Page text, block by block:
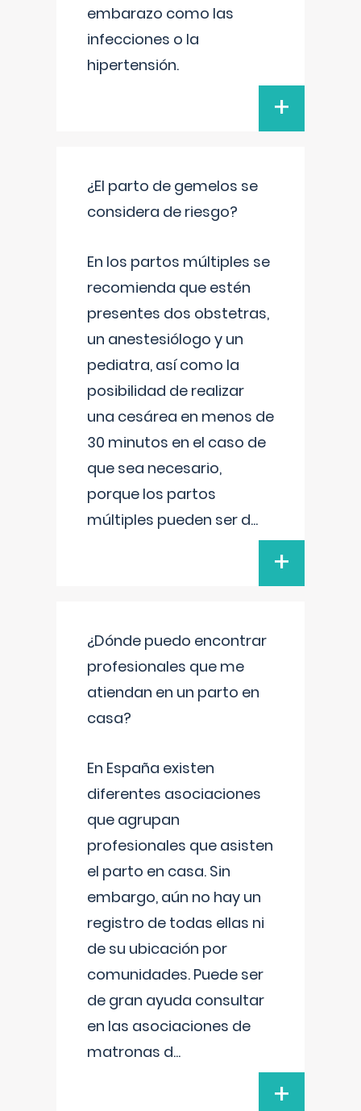
embarazo como las
infecciones o la
hipertensión.
+
¿El parto de gemelos se
considera de riesgo?
En los partos múltiples se
recomienda que estén
presentes dos obstetras,
un anestesiólogo y un
pediatra, así como la
posibilidad de realizar
una cesárea en menos de
30 minutos en el caso de
que sea necesario,
porque los partos
múltiples pueden ser d...
+
¿Dónde puedo encontrar
profesionales que me
atiendan en un parto en
casa?
En España existen
diferentes asociaciones
que agrupan
profesionales que asisten
el parto en casa. Sin
embargo, aún no hay un
registro de todas ellas ni
de su ubicación por
comunidades. Puede ser
de gran ayuda consultar
en las asociaciones de
matronas d...
+